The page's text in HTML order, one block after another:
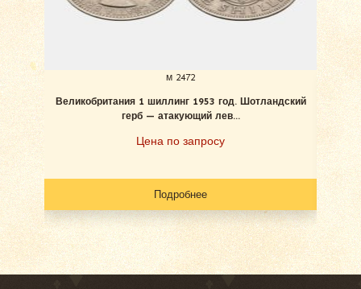
м 2472
Великобритания 1 шиллинг 1953 год. Шотландский
герб — атакующий лев...
Цена по запросу
Подробнее